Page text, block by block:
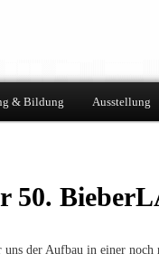
& Bildung Ausstellung
50.
der Aufbau in einer